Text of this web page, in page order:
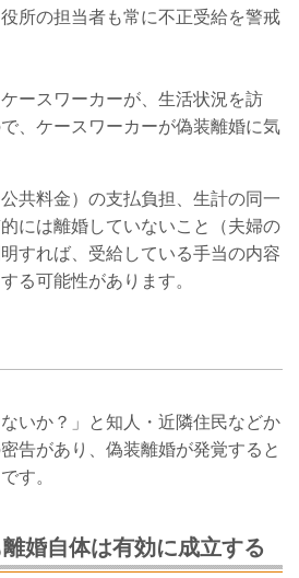
所の担当者も常に不正受給を警戒
ースワーカーが、生活状況を訪
、ケースワーカーが偽装離婚に気
共料金）の支払負担、生計の同一
には離婚していないこと（夫婦の
すれば、受給している手当の内容
る可能性があります。
いか？」と知人・近隣住民などか
告があり、偽装離婚が発覚すると
す。
婚自体は有効に成立する